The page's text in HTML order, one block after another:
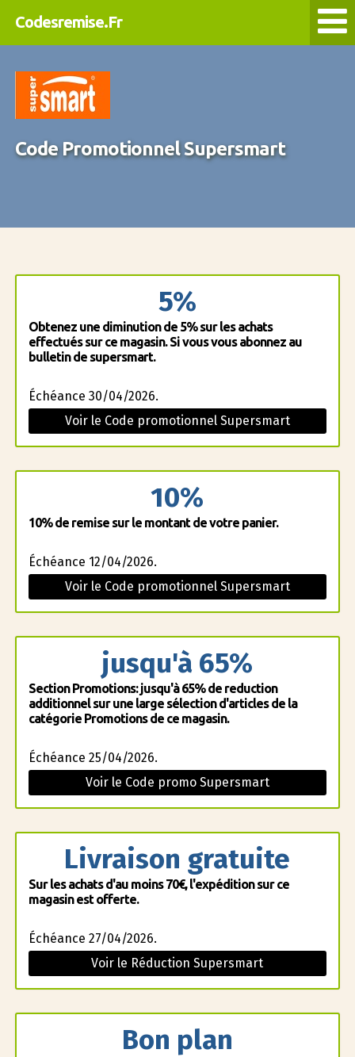
Codesremise.Fr
Code Promotionnel Supersmart
5%
Obtenez une diminution de 5% sur les achats
effectués sur ce magasin. Si vous vous abonnez au
bulletin de supersmart.
Échéance 30/04/2026.
Voir le Code promotionnel Supersmart
10%
10% de remise sur le montant de votre panier.
Échéance 12/04/2026.
Voir le Code promotionnel Supersmart
jusqu'à 65%
Section Promotions: jusqu'à 65% de reduction
additionnel sur une large sélection d'articles de la
catégorie Promotions de ce magasin.
Échéance 25/04/2026.
Voir le Code promo Supersmart
Livraison gratuite
Sur les achats d'au moins 70€, l'expédition sur ce
magasin est offerte.
Échéance 27/04/2026.
Voir le Réduction Supersmart
Bon plan